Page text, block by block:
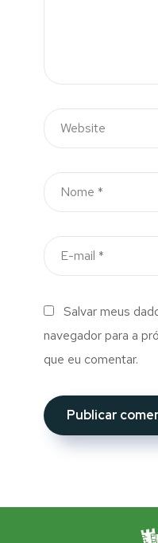
Salvar meus
navegador para a
que eu comentar.